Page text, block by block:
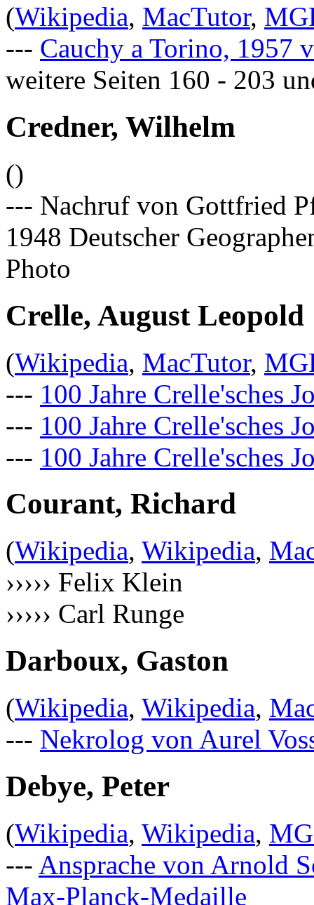
(Wikipedia, MacTutor,
--- Cauchy a Torino, 1957
weitere Seiten 160 - 203
Credner, Wilhelm
()
--- Nachruf von Gottfried
1948 Deutscher
Photo
Crelle, August Leopold
(Wikipedia, MacTutor,
--- 100 Jahre Crelle'sches
--- 100 Jahre Crelle'sches
--- 100 Jahre Crelle'sches
Courant, Richard
(Wikipedia, Wikipedia,
››››› Felix Klein
››››› Carl Runge
Darboux, Gaston
(Wikipedia, Wikipedia,
--- Nekrolog von Aurel
Debye, Peter
(Wikipedia, Wikipedia,
--- Ansprache von Arnold
Max-Planck-Medaille